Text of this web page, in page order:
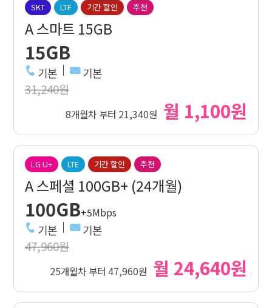
SKT LTE 기간 할인 추천
A 스마트 15GB
15GB
기본 기본
31,240원
8개월차 부터 21,340원 월 1,100원
LG U+ LTE 기간 할인 추천
A 스페셜 100GB+ (24개월)
100GB+5Mbps
기본 기본
47,960원
25개월차 부터 47,960원 월 24,640원